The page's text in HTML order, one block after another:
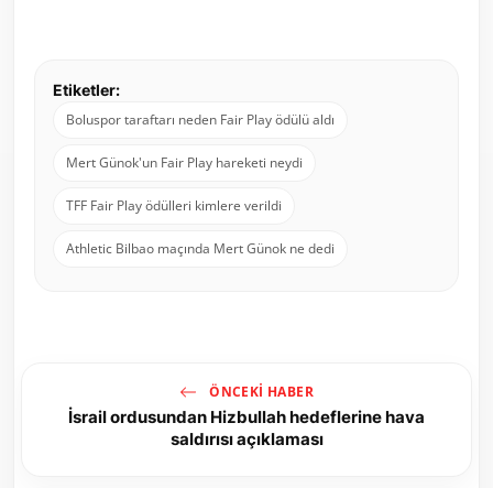
Etiketler:
Boluspor taraftarı neden Fair Play ödülü aldı
Mert Günok'un Fair Play hareketi neydi
TFF Fair Play ödülleri kimlere verildi
Athletic Bilbao maçında Mert Günok ne dedi
ÖNCEKI HABER
İsrail ordusundan Hizbullah hedeflerine hava
saldırısı açıklaması